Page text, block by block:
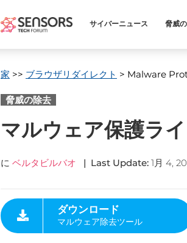
サイバーニュース 脅威
家 >> ブラウザリダイレクト > Malware
脅威の除去
マルウェア保護ラ
に ベルタビルバオ | Last Update: 1月 4,
マルウェア除去ツール